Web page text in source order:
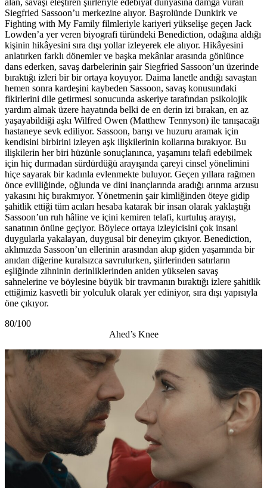
Siegfried Sassoon’u merkezine alıyor. Başrolünde Dunkirk ve
Fighting with My Family filmleriyle kariyeri yükselişe geçen Jack
Lowden’a yer veren biyografi türündeki Benediction, odağına aldığı
kişinin hikâyesini sıra dışı yollar izleyerek ele alıyor. Hikâyesini
anlatırken farklı dönemler ve başka mekânlar arasında gönlünce
dans ederken, savaş darbelerinin şair Siegfried Sassoon’un üzerinde
bıraktığı izleri bir bir ortaya koyuyor. Daima lanetle andığı savaştan
hemen sonra kardeşini kaybeden Sassoon, savaş konusundaki
fikirlerini dile getirmesi sonucunda askeriye tarafından psikolojik
yardım almak üzere hayatında belki de en derin izi bırakan, en az
yaşayabildiği aşkı Wilfred Owen (Matthew Tennyson) ile tanışacağı
hastaneye sevk ediliyor. Sassoon, barışı ve huzuru aramak için
kendisini birbirini izleyen aşk ilişkilerinin kollarına bırakıyor. Bu
ilişkilerin her biri hüzünle sonuçlanınca, yaşamını telafi edebilmek
için hiç durmadan sürdürdüğü arayışında çareyi cinsel yönelimini
hiçe sayarak bir kadınla evlenmekte buluyor. Geçen yıllara rağmen
önce evliliğinde, oğlunda ve dini inançlarında aradığı arınma arzusu
yakasını hiç bırakmıyor. Yönetmenin şair kimliğinden öteye gidip
şahitlik ettiği tüm acıları hesaba katarak bir insan olarak yaklaştığı
Sassoon’un ruh hâline ve içini kemiren telafi, kurtuluş arayışı,
sanatının önüne geçiyor. Böylece ortaya izleyicisini çok insani
duygularla yakalayan, duygusal bir deneyim çıkıyor. Benediction,
aklımızda Sassoon’un ellerinin arasından akıp giden yaşamında bir
anıdan diğerine kuralsızca savrulurken, şiirlerinden satırların
eşliğinde zihninin derinliklerinden aniden yükselen savaş
sahnelerine ve böylesine büyük bir travmanın bıraktığı izlere şahitlik
ettiğimiz kasvetli bir yolculuk olarak yer ediniyor, sıra dışı yapısıyla
öne çıkıyor.
80/100
Ahed’s Knee